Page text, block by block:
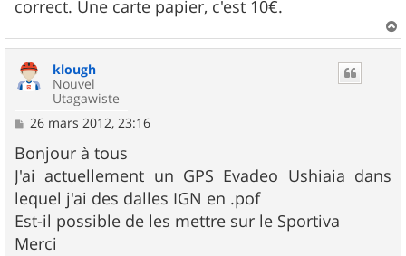
correct. Une carte papier, c'est 10€.
a
klough
Nouvel
Utagawiste
M
s
s
a
g
e
26 mars 2012, 23:16
Bonjour à tous
J'ai actuellement un GPS Evadeo Ushiaia dans
lequel j'ai des dalles IGN en .pof
Est-il possible de les mettre sur le Sportiva
Merci